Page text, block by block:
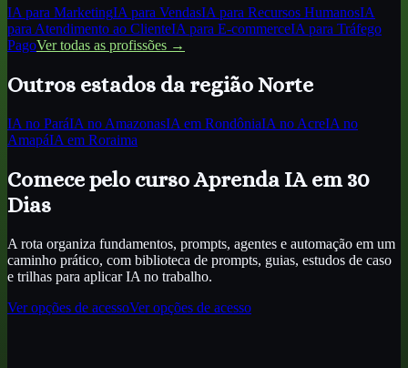
IA para MarketingIA para VendasIA para Recursos HumanosIA
paraAtendimento ao ClienteIA para E-commerceIA para Tráfego
PagoVer todas as profissões →
Outros estados da regiãoNorte
IA no ParáIA no AmazonasIA em RondôniaIA no AcreIA no
AmapáIA em Roraima
Comece pelo curso Aprenda IA em 30
Dias
A rota organiza fundamentos, prompts, agentes e automação em um
caminho prático, com biblioteca de prompts, guias, estudos de caso
e trilhas para aplicar IA no trabalho.
Ver opções de acessoVer opções de acesso